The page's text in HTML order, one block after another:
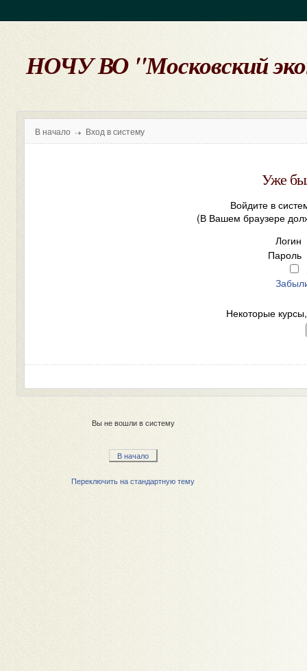
НОЧУ ВО "Московский
В начало Вход в систему
Уже
Войдите в
(В Вашем браузере
Логин
Пароль
Некоторые
Вы не вошли в систему
В начало
Переключить на стандартную тему